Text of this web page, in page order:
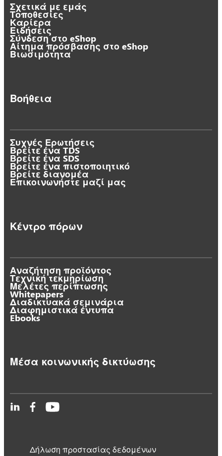
Σχετικά με εμάς
Τοποθεσίες
Καρίερα
Ειδήσεις
Σύνδεση στο eShop
Αίτημα πρόσβασης στο eShop
Βιωσιμότητα
Βοήθεια
Συχνές Ερωτήσεις
Βρείτε ένα TDS
Βρείτε ένα SDS
Βρείτε ένα πιστοποιητικό
Βρείτε διανομέα
Επικοινωνήστε μαζί μας
Κέντρο πόρων
Αναζήτηση προϊόντος
Τεχνική τεκμηρίωση
Μελέτες περίπτωσης
Whitepapers
Διαδικτυακά σεμινάρια
Διαφημιστικά έντυπα
Ebooks
Μέσα κοινωνικής δικτύωσης
Δήλωση προστασίας δεδομένων